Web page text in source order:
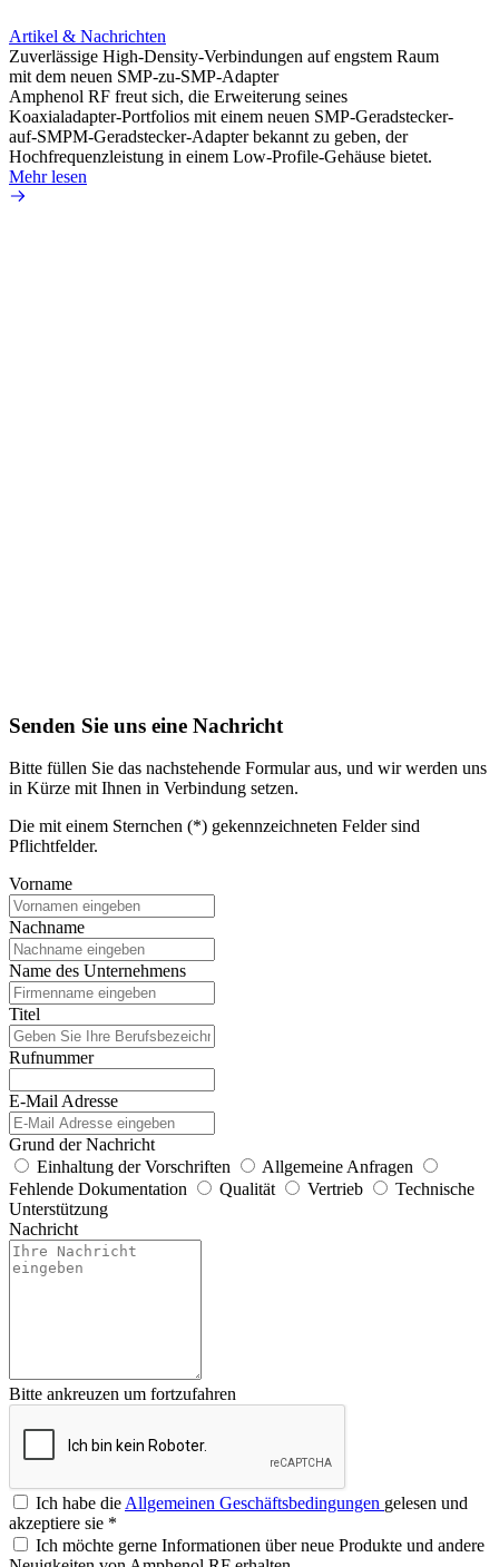
Artikel & Nachrichten
Zuverlässige High-Density-Verbindungen auf engstem Raum
mit dem neuen SMP-zu-SMP-Adapter
Amphenol RF freut sich, die Erweiterung seines
Koaxialadapter-Portfolios mit einem neuen SMP-Geradstecker-
auf-SMPM-Geradstecker-Adapter bekannt zu geben, der
Hochfrequenzleistung in einem Low-Profile-Gehäuse bietet.
Mehr lesen
Senden Sie uns eine Nachricht
Bitte füllen Sie das nachstehende Formular aus, und wir werden uns
in Kürze mit Ihnen in Verbindung setzen.
Die mit einem Sternchen (*) gekennzeichneten Felder sind
Pflichtfelder.
Vorname
Nachname
Name des Unternehmens
Titel
Rufnummer
E-Mail Adresse
Grund der Nachricht
Einhaltung der Vorschriften
Allgemeine Anfragen
Fehlende Dokumentation
Qualität Vertrieb
Technische
Unterstützung
Nachricht
Bitte ankreuzen um fortzufahren
Ich habe die Allgemeinen Geschäftsbedingungen gelesen und
akzeptiere sie *
Ich möchte gerne Informationen über neue Produkte und andere